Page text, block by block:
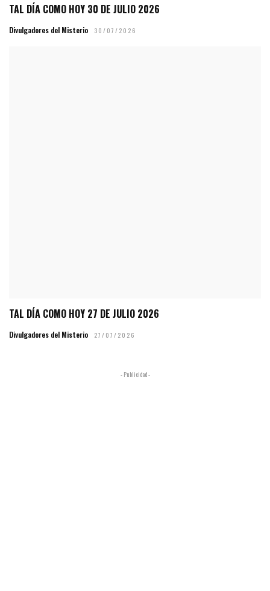
TAL DÍA COMO HOY 30 DE JULIO 2026
Divulgadores del Misterio 30/07/2026
TAL DÍA COMO HOY 27 DE JULIO 2026
Divulgadores del Misterio 27/07/2026
- Publicidad -